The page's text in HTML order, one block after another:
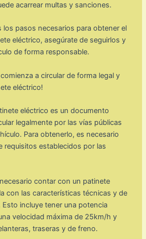
acarrear multas y sanciones.
los pasos necesarios para obtener el
eléctrico, asegúrate de seguirlos y
de forma responsable.
a circular de forma legal y
eléctrico!
eléctrico es un documento
legalmente por las vías públicas
Para obtenerlo, es necesario
requisitos establecidos por las
contar con un patinete
con las características técnicas y de
incluye tener una potencia
velocidad máxima de 25km/h y
traseras y de freno.